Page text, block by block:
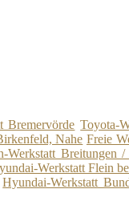
Bremervörde Toyota-
Nahe Freie
Werkstatt Breitungen /
Werkstatt Flein
Hyundai-Werkstatt